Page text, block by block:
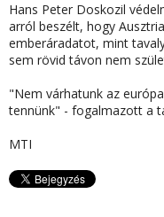
Hans Peter Doskozil
arról beszélt, hogy
emberáradatot, mint
sem rövid távon nem
"Nem várhatunk az
tennünk" - fogalmazott a
MTI